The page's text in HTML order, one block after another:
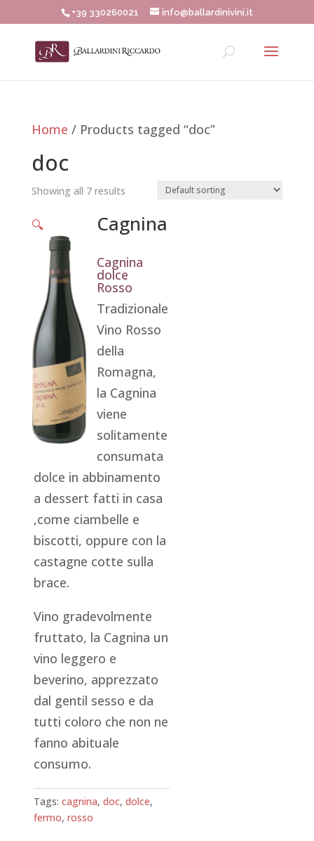
+39 330260021 info@ballardinivini.it
Home / Products tagged “doc”
doc
Showing all 7 results
🔍 Cagnina
Cagnina
dolce
Rosso
Tradizionale
Vino Rosso
della
Romagna,
la Cagnina
viene
solitamente
consumata
dolce in abbinamento
a dessert fatti in casa
,come ciambelle e
biscotti, oppure con la
castagne cotte sulla
brace.
Vino gradevolmente
fruttato, la Cagnina un
vino leggero e
beverino, apprezzato
dal gentil sesso e da
tutti coloro che non ne
fanno abituale
consumo.
Tags:cagnina,doc,dolce,
fermo,rosso